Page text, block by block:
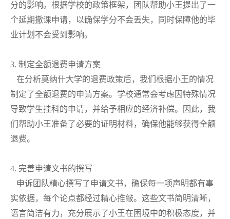
分的影响。根据学校的政策框架，团队帮助小王提出了一
个延期撤课申请，以确保学分不会丢失，同时保障他的毕
业计划不会受到影响。
3. 制定全额退费申请方案
在分析莫纳什大学的退费政策后，我们根据小王的情况
制定了全额退费的申请方案。学校通常会考虑因特殊情况
导致学生挂科的申请，并给予相应的经济补偿。因此，我
们帮助小王准备了必要的证明材料，确保他能够获得全额
退费。
4. 完善申请文书的撰写
申诉团队精心撰写了申请文书，确保每一项声明都有事
实依据，每个论点都经过精心推敲。这些文书简明清晰，
语言简洁有力，充分展示了小王在困境中的积极态度，并